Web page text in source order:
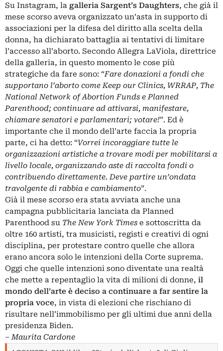
Su Instagram, la galleria Sargent’s Daughters, che già il
mese scorso aveva organizzato un’asta in supporto di
associazioni per la difesa del diritto alla scelta della
donna, ha dichiarato battaglia ai tentativi di limitare
l’accesso all’aborto. Secondo Allegra LaViola, direttrice
della galleria, in questo momento le cose più
strategiche da fare sono: “Fare donazioni a fondi che
supportano l’aborto comeKeep our Clinics, WRRAP, The
NationalNetwork ofAbortion Funds ePlanned
Parenthood; continuare ad attivarsi, manifestare,
chiamare senatori e parlamentari; votare!”. Ed è
importante che il mondo dell’arte faccia la propria
parte, ci ha detto: “Vorrei incoraggiare tutte le
organizzazioni artistiche a trovare modi per mobilitarsi a
livello locale, organizzando aste di raccolta fondi o
contribuendo direttamente. Deve partire un’ondata
travolgente di rabbia e cambiamento”.
Già il mese scorso era stata avviata anche una
campagna pubblicitaria lanciata da Planned
Parenthood su The New York Times e sottoscritta da
oltre 160 artisti, tra musicisti, registi e creativi di ogni
disciplina, per protestare contro quelle che allora
erano ancora solo le intenzioni della Corte suprema.
Oggi che quelle intenzioni sono diventate una realtà
che mette a repentaglio la vita di milioni di donne, il
mondo dell’arte è deciso a continuare a far sentire la
propria voce, in vista di elezioni che rischiano di
risultare nell’immobilismo per gli ultimi due anni della
presidenza Biden.
‒Maurita Cardone